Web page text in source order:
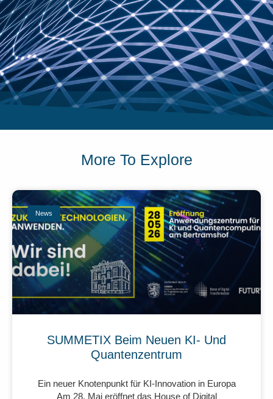
More To Explore
News
SUMMETIX Beim Neuen KI- Und
Quantenzentrum
Ein neuer Knotenpunkt für KI-Innovation in Europa
Am 28. Mai eröffnet das House of Digital